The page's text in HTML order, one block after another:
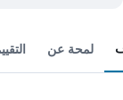
لمحة عن